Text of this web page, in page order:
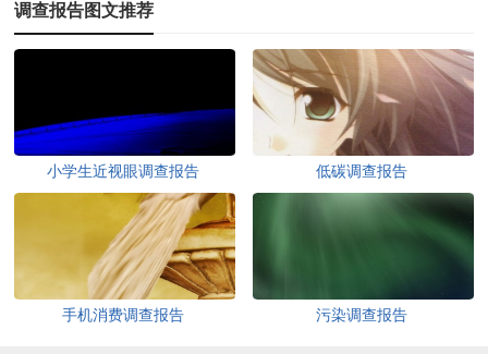
调查报告图文推荐
小学生近视眼调查报告 低碳调查报告
手机消费调查报告 污染调查报告